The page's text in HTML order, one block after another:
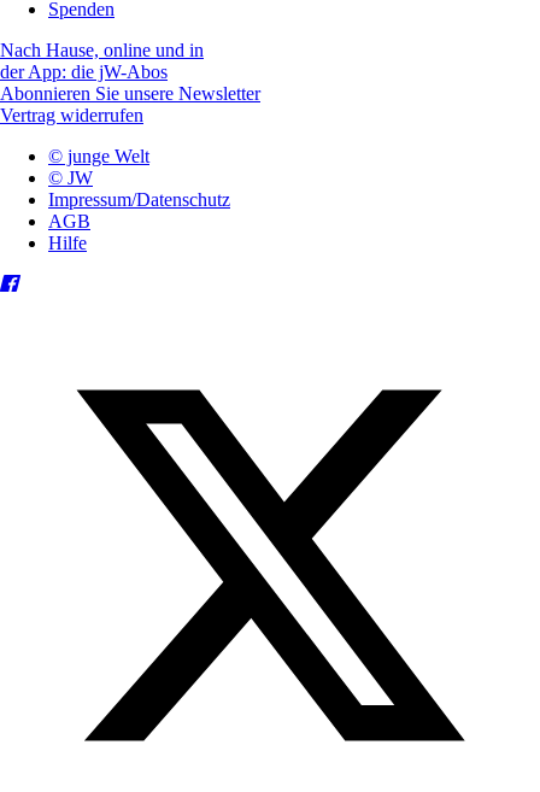
Spenden
Nach Hause, online und in
der App: die jW-Abos
Abonnieren Sie unsere Newsletter
Vertrag widerrufen
© junge Welt
© JW
Impressum/Datenschutz
AGB
Hilfe